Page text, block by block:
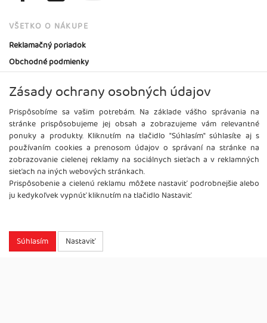
VŠETKO O NÁKUPE
Reklamačný poriadok
Obchodné podmienky
Doprava a platba
Recyklačné poplatky
Servis produktov
FAQ
SPOLOČNOSŤ
Kontakt
O nás
Blog
Kariéra
Zásady ochrany osobných údajov
Prispôsobíme sa vašim potrebám. Na základe vášho správania na
stránke prispôsobujeme jej obsah a zobrazujeme vám relevantné
ponuky a produkty. Kliknutím na tlačidlo "Súhlasím" súhlasíte aj s
používaním cookies a prenosom údajov o správaní na stránke na
zobrazovanie cielenej reklamy na sociálnych sieťach a v reklamných
sieťach na iných webových stránkach.
Prispôsobenie a cielenú reklamu môžete nastaviť podrobnejšie alebo
ju kedykoľvek vypnúť kliknutím na tlačidlo Nastaviť.
Súhlasím Nastaviť